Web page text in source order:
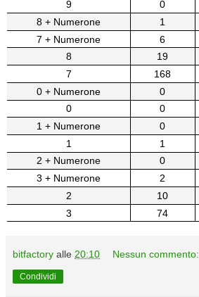
9 0
8 + Numerone
1
7 + Numerone
6
8
19
7
168
0 + Numerone
0
0
0
1 + Numerone
0
1
1
2 + Numerone
0
3 + Numerone
2
2
10
3
74
bitfactory alle 20:10 Nessun commento:
Condividi